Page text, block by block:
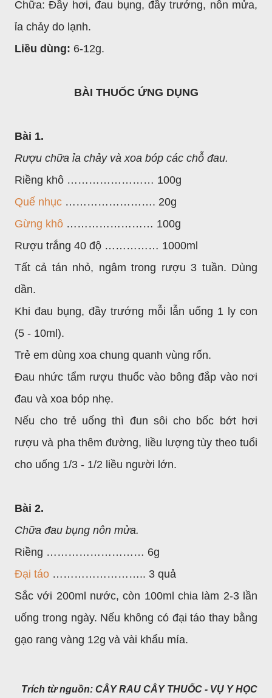
Chữa: Đầy hơi, đau bụng, đầy trướng, nôn mửa,
ỉa chảy do lạnh.
Liều dùng: 6-12g.
BÀI THUỐC ỨNG DỤNG
Bài 1.
Rượu chữa ỉa chảy và xoa bóp các chỗ đau.
Riềng khô …………………… 100g
Quế nhục ……………………. 20g
Gừng khô …………………… 100g
Rượu trắng 40 độ …………… 1000ml
Tất cả tán nhỏ, ngâm trong rượu 3 tuần. Dùng
dần.
Khi đau bụng, đầy trướng mỗi lẫn uống 1 ly con
(5 - 10ml).
Trẻ em dùng xoa chung quanh vùng rốn.
Đau nhức tẩm rượu thuốc vào bông đắp vào nơi
đau và xoa bóp nhẹ.
Nếu cho trẻ uống thì đun sôi cho bốc bớt hơi
rượu và pha thêm đường, liều lượng tùy theo tuổi
cho uống 1/3 - 1/2 liều người lớn.
Bài 2.
Chữa đau bụng nôn mửa.
Riềng ……………………… 6g
Đại táo …………………….. 3 quả
Sắc với 200ml nước, còn 100ml chia làm 2-3 lần
uống trong ngày. Nếu không có đại táo thay bằng
gạo rang vàng 12g và vài khẩu mía.
Trích từ nguồn: CÂY RAU CÂY THUỐC - VỤ Y HỌC